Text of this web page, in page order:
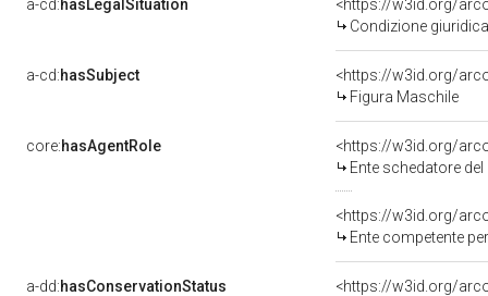
a-cd:hasLegalSituation
<https://w3id.org/
Condizione
a-cd:hasSubject
<https://w3id.org/
Figura Maschile
core:hasAgentRole
<https://w3id.org/
Ente schedatore del
<https://w3id.org/
Ente competente
a-dd:hasConservationStatus
<https://w3id.org/